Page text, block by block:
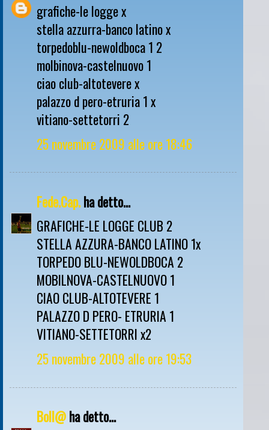
grafiche-le logge x
stella azzurra-banco latino x
torpedoblu-newoldboca 1 2
molbinova-castelnuovo 1
ciao club-altotevere x
palazzo d pero-etruria 1 x
vitiano-settetorri 2
25 novembre 2009 alle ore 18:46
Fede.Cap.ha detto...
GRAFICHE-LE LOGGE CLUB 2
STELLA AZZURA-BANCO LATINO 1x
TORPEDO BLU-NEWOLDBOCA 2
MOBILNOVA-CASTELNUOVO 1
CIAO CLUB-ALTOTEVERE 1
PALAZZO D PERO- ETRURIA 1
VITIANO-SETTETORRI x2
25 novembre 2009 alle ore 19:53
Boll@ha detto...